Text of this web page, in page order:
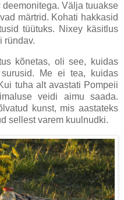
Välja tuuakse
märtrid. Kohati hakkasid
tüütuks. Nixey käsitlus
ründav.
kõnetas, oli see, kuidas
Me ei tea, kuidas
tuha alt avastati Pompeii
veidi aimu saada.
kunst, mis aastateks
sellest varem kuulnudki.